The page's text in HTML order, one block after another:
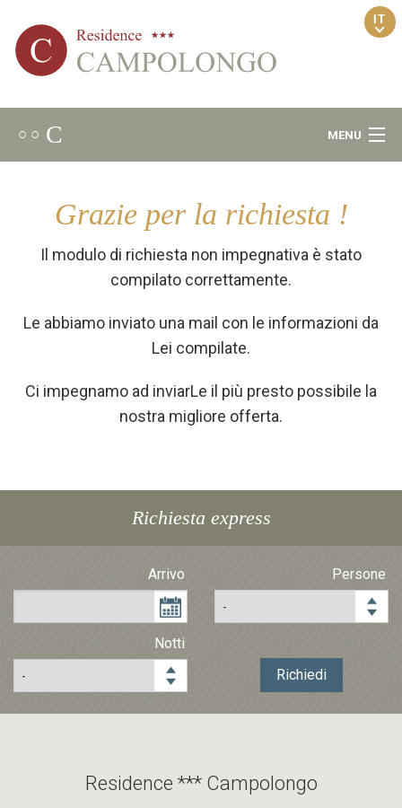
IT
○ ○ C MENU
Appartamenti
Grazie per la richiesta !
Il modulo di richiesta non impegnativa è stato
compilato correttamente.
Le abbiamo inviato una mail con le informazioni da
Lei compilate.
Ci impegnamo ad inviarLe il più presto possibile la
nostra migliore offerta.
Richiesta express
Arrivo Persone
Notti
Richiedi
Residence *** Campolongo